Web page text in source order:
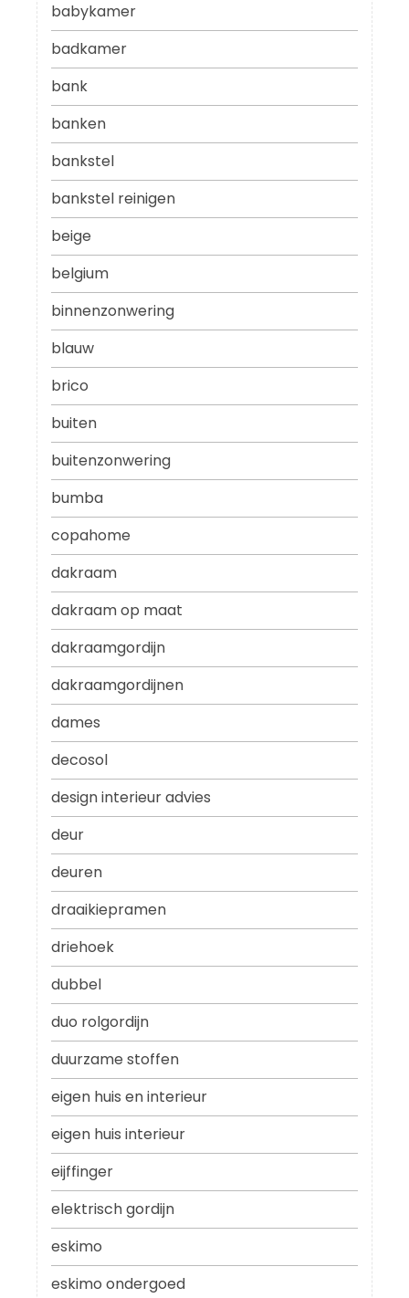
babykamer
badkamer
bank
banken
bankstel
bankstel reinigen
beige
belgium
binnenzonwering
blauw
brico
buiten
buitenzonwering
bumba
copahome
dakraam
dakraam op maat
dakraamgordijn
dakraamgordijnen
dames
decosol
design interieur advies
deur
deuren
draaikiepramen
driehoek
dubbel
duo rolgordijn
duurzame stoffen
eigen huis en interieur
eigen huis interieur
eijffinger
elektrisch gordijn
eskimo
eskimo ondergoed